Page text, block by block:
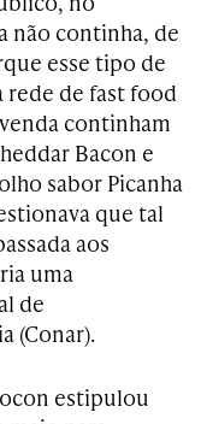
não continha, de
esse tipo de
de fast food
continham
Bacon e
sabor Picanha
que tal
aos
uma
de
(Conar).
estipulou